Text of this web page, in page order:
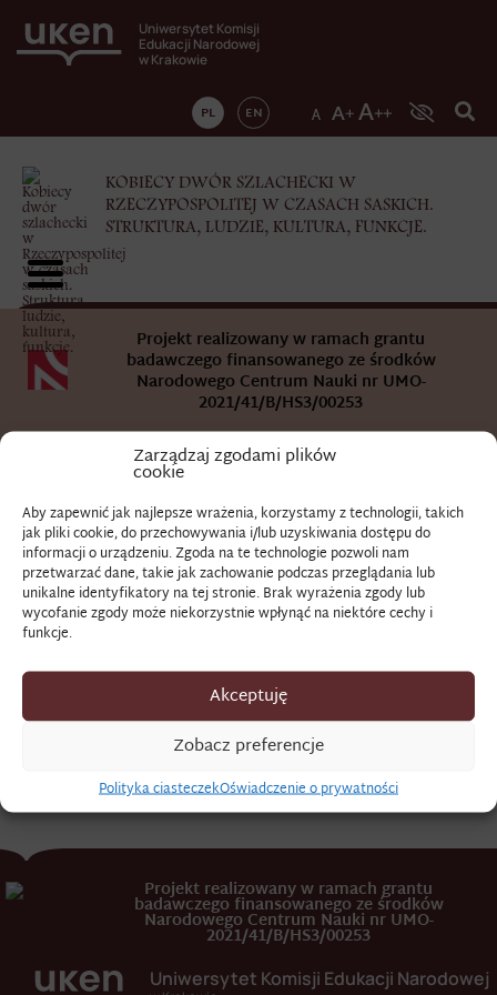
Zarządzaj zgodami plików
cookie
Aby zapewnić jak najlepsze wrażenia, korzystamy z technologii, takich
jak pliki cookie, do przechowywania i/lub uzyskiwania dostępu do
informacji o urządzeniu. Zgoda na te technologie pozwoli nam
przetwarzać dane, takie jak zachowanie podczas przeglądania lub
unikalne identyfikatory na tej stronie. Brak wyrażenia zgody lub
wycofanie zgody może niekorzystnie wpłynąć na niektóre cechy i
funkcje.
Akceptuję
Zobacz preferencje
Polityka ciasteczekOświadczenie o prywatności
Uniwersytet Komisji
Edukacji Narodowej
w Krakowie
PL EN
KOBIECY DWÓR SZLACHECKI W
RZECZYPOSPOLITEJ W CZASACH SASKICH.
STRUKTURA, LUDZIE, KULTURA, FUNKCJE.
Projekt realizowany w ramach grantu
badawczego finansowanego ze środków
Narodowego Centrum Nauki nr UMO-
2021/41/B/HS3/00253
Egreta (fr. aigrette)
Pierwotnie wachlarzowata ozdoba z piór przypinana do
peruk i nakryć głowy.
Zob. szerzej: B. Popiołek,Z poczucia piękna, z potrzeby
posiadania. Kobiecy świat rzeczy w osiemnastowiecznej
Rzeczypospolitej
, Warszawa 2024.
Projekt realizowany w ramach grantu
badawczego finansowanego ze środków
Narodowego Centrum Nauki nr UMO-
2021/41/B/HS3/00253
Uniwersytet Komisji Edukacji Narodowej